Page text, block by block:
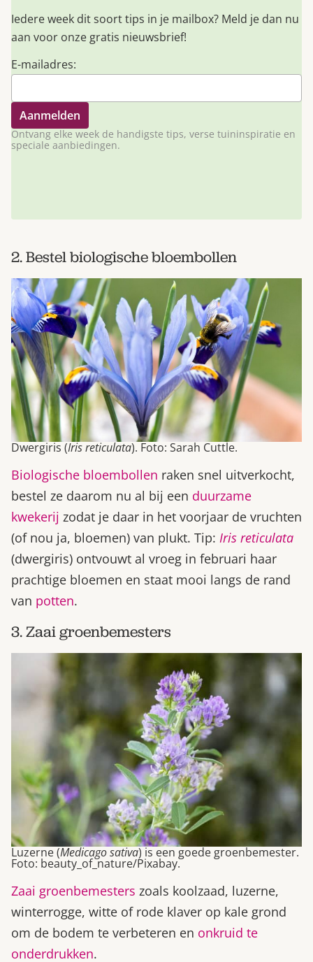
Iedere week dit soort tips in je mailbox? Meld je dan nu
aan voor onze gratis nieuwsbrief!
E-mailadres:
Ontvang elke week de handigste tips, verse tuininspiratie en
speciale aanbiedingen.
2. Bestel biologische bloembollen
Dwergiris (Iris reticulata). Foto: Sarah Cuttle.
Biologische bloembollen raken snel uitverkocht,
bestel ze daarom nu al bij een duurzame
kwekerij zodat je daar in het voorjaar de vruchten
(of nou ja, bloemen) van plukt. Tip: Iris reticulata
(dwergiris) ontvouwt al vroeg in februari haar
prachtige bloemen en staat mooi langs de rand
van potten.
3. Zaai groenbemesters
Luzerne (Medicago sativa) is een goede groenbemester.
Foto: beauty_of_nature/Pixabay.
Zaai groenbemesters zoals koolzaad, luzerne,
winterrogge, witte of rode klaver op kale grond
om de bodem te verbeteren en onkruid te
onderdrukken.